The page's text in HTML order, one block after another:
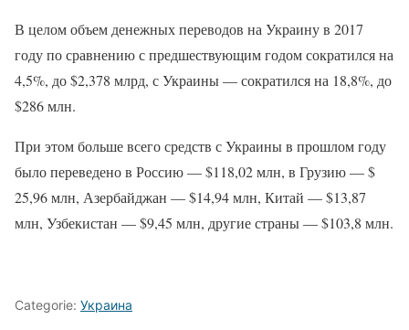
В целом объем денежных переводов на Украину в 2017
году по сравнению с предшествующим годом сократился на
4,5%, до $2,378 млрд, с Украины — сократился на 18,8%, до
$286 млн.
При этом больше всего средств с Украины в прошлом году
было переведено в Россию — $118,02 млн, в Грузию — $
25,96 млн, Азербайджан — $14,94 млн, Китай — $13,87
млн, Узбекистан — $9,45 млн, другие страны — $103,8 млн.
Categorie: Украина